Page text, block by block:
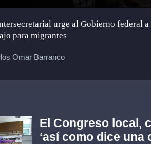
urge al Gobierno federal
para migrantes
Omar Barranco
El Congreso local,
‘así como dice una